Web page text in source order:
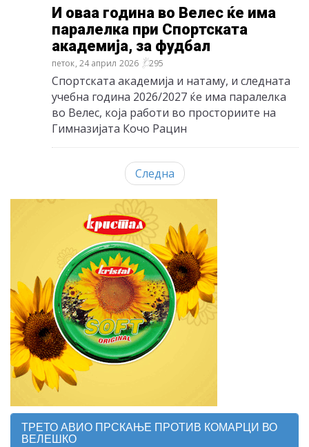
И оваа година во Велес ќе има
паралелка при Спортската
академија, за фудбал
петок, 24 април 2026 295
Спортската академија и натаму, и следната
учебна година 2026/2027 ќе има паралелка
во Велес, која работи во просториите на
Гимназијата Кочо Рацин
Следна
ТРЕТО АВИО ПРСКАЊЕ ПРОТИВ КОМАРЦИ ВО
ВЕЛЕШКО